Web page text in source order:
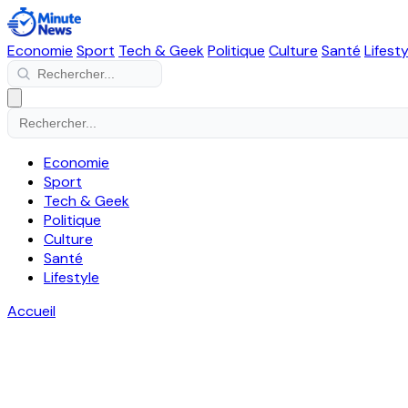
Economie Sport Tech & GeekPolitique Culture Santé
Economie
Sport
Tech & Geek
Politique
Culture
Santé
Lifestyle
Accueil